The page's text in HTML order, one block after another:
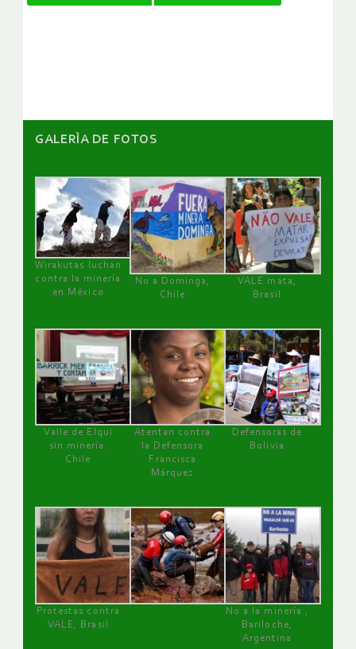
GALERÌA DE FOTOS
Wirakutas luchan
contra la minería
en México
No a Dominga,
Chile
VALE mata,
Brasil
Valle de Elqui
sin minería.
Chile
Atentan contra
la Defensora
Francisca
Márquez
Defensoras de
Bolivia
Protestas contra
VALE, Brasil
No a la minería ,
Bariloche,
Argentina